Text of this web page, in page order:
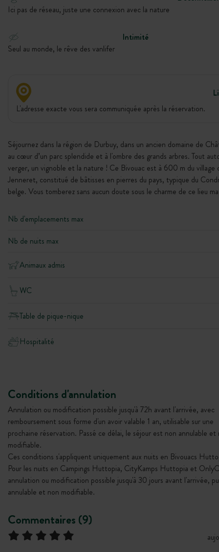
Ici pas de réseau, juste une connexion avec la nature
Intimité
Seul au monde, le rêve des vanlifer
L'adresse exacte vous sera communiquée après la réservation.
Séjournez dans la région de Durbuy, dans un ancien domaine de
au cœur d’un parc splendide et à l'ombre des grands arbres. Tout
verger, un vignoble et la nature ! Ce Bivouac est à 600 m du village
Jenneret, constitué de bâtisses en pierres du pays, typique du
belge. Vous tomberez sans aucun doute sous le charme de ce lieu
Nb d'emplacements max
Nb de nuits max
Animaux admis
WC
Table de pique-nique
Hospitalité
Conditions d'annulation
Annulation ou modification possible jusqu'à 72h avant l'arrivée, avec
remboursement sous forme d'un avoir valable 1 an, utilisable sur une
prochaine réservation. Passé ce délai, le séjour est non annulable et
modifiable.
Ces conditions s'appliquent uniquement aux nuits en Bivouacs
Pour les nuits en Campings Huttopia, CityKamps Huttopia et
annulation ou modification possible jusqu'à 30 jours avant l'arrivée,
annulable et non modifiable.
Commentaires (9)